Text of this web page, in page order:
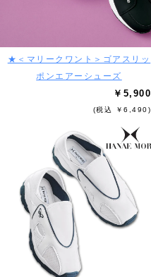
★＜マリークワント＞ゴアスリッ
ポンエアーシューズ
￥5,900
(税込 ￥6,490)